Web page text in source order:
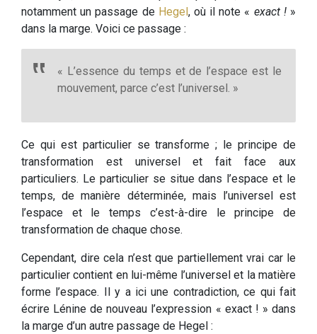
notamment un passage de Hegel , où il note « exact !»
dans la marge. Voici ce passage :
« L’essence du temps et de l’espace est le
mouvement, parce c’est l’universel. »
Ce qui est particulier se transforme ; le principe de
transformation est universel et fait face aux
particuliers. Le particulier se situe dans l’espace et le
temps, de manière déterminée, mais l’universel est
l’espace et le temps c’est-à-dire le principe de
transformation de chaque chose.
Cependant, dire cela n’est que partiellement vrai car le
particulier contient en lui-même l’universel et la matière
forme l’espace. Il y a ici une contradiction, ce qui fait
écrire Lénine de nouveau l’expression « exact ! » dans
la marge d’un autre passage de Hegel :